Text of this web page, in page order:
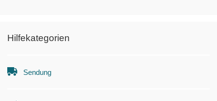
Hilfekategorien
Sendung